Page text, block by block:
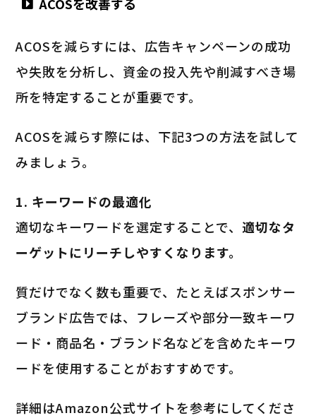
ACOSを改善する
ACOSを減らすには、広告キャンペーンの成功
や失敗を分析し、資金の投入先や削減すべき場
所を特定することが重要です。
ACOSを減らす際には、下記3つの方法を試して
みましょう。
1. キーワードの最適化
適切なキーワードを選定することで、適切なタ
ーゲットにリーチしやすくなります。
質だけでなく数も重要で、たとえばスポンサー
ブランド広告では、フレーズや部分一致キーワ
ード・商品名・ブランド名などを含めたキーワ
ードを使用することがおすすめです。
詳細はAmazon公式サイトを参考にしてくださ